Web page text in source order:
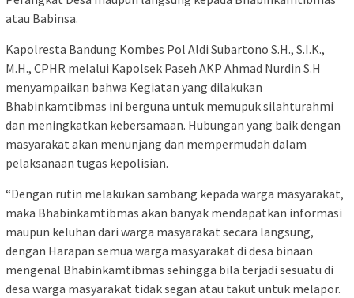
atau Babinsa.
Kapolresta Bandung Kombes Pol Aldi Subartono S.H., S.I.K.,
M.H., CPHR melalui Kapolsek Paseh AKP Ahmad Nurdin S.H
menyampaikan bahwa Kegiatan yang dilakukan
Bhabinkamtibmas ini berguna untuk memupuk silahturahmi
dan meningkatkan kebersamaan. Hubungan yang baik dengan
masyarakat akan menunjang dan mempermudah dalam
pelaksanaan tugas kepolisian.
“Dengan rutin melakukan sambang kepada warga masyarakat,
maka Bhabinkamtibmas akan banyak mendapatkan informasi
maupun keluhan dari warga masyarakat secara langsung,
dengan Harapan semua warga masyarakat di desa binaan
mengenal Bhabinkamtibmas sehingga bila terjadi sesuatu di
desa warga masyarakat tidak segan atau takut untuk melapor.